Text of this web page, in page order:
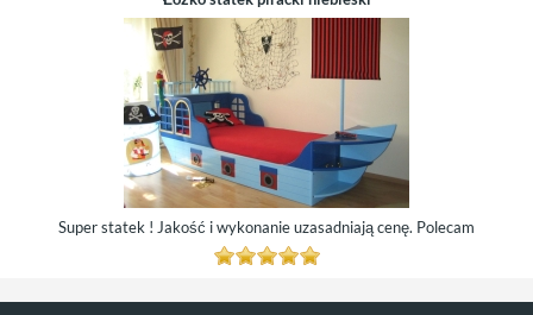
Super statek ! Jakość i wykonanie uzasadniają cenę. Polecam